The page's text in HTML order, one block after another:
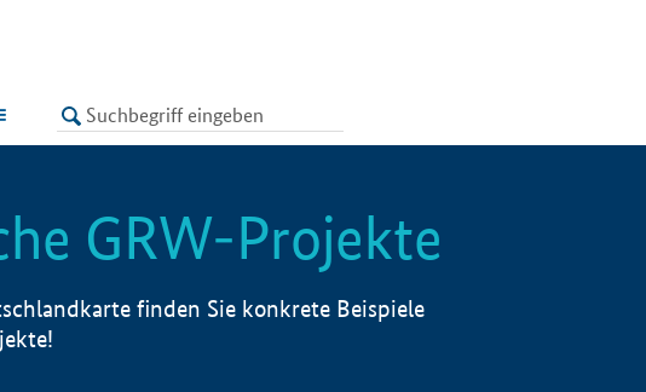
LISTE
GRW-Projekte
finden Sie konkrete Beispiele